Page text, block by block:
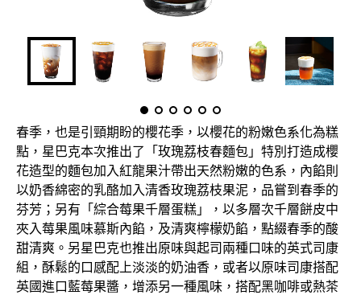
春季，也是引頸期盼的櫻花季，以櫻花的粉嫩色系化為糕
點，星巴克本次推出了「玫瑰荔枝春麵包」特別打造成櫻
花造型的麵包加入紅龍果汁帶出天然粉嫩的色系，內餡則
以奶香綿密的乳酪加入清香玫瑰荔枝果泥，品嘗到春季的
芬芳；另有「綜合莓果千層蛋糕」，以多層次千層餅皮中
夾入莓果風味慕斯內餡，及清爽檸檬奶餡，點綴春季的酸
甜清爽。另星巴克也推出原味與起司兩種口味的英式司康
組，酥鬆的口感配上淡淡的奶油香，或者以原味司康搭配
英國進口藍莓果醬，增添另一種風味，搭配黑咖啡或熱茶